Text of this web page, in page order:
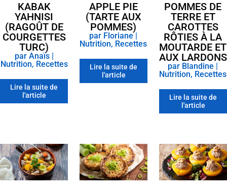
KABAK
YAHNISI
(RAGOÛT DE
COURGETTES
TURC)
par Anaïs|
Nutrition, Recettes
Lire la suite de
l'article
APPLE PIE
(TARTE AUX
POMMES)
par Floriane|
Nutrition, Recettes
Lire la suite de
l'article
POMMES DE
TERRE ET
CAROTTES
RÔTIES À LA
MOUTARDE ET
AUX LARDONS
par Blandine |
Nutrition, Recettes
Lire la suite de
l'article